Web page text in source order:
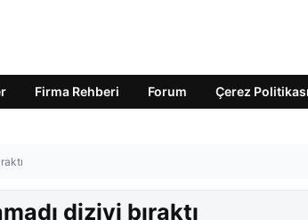
Firma Rehberi Forum Çerez Politikası
diziyi bıraktı